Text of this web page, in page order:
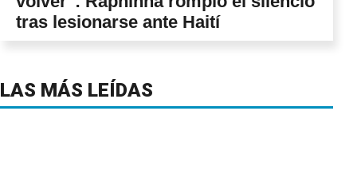
tras lesionarse ante Haití
LAS MÁS LEÍDAS